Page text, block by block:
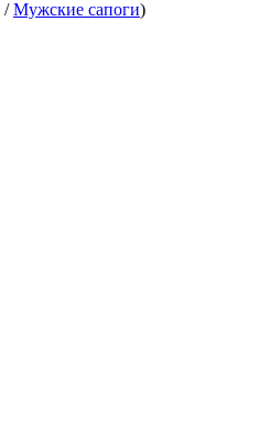
/Мужские сапоги)